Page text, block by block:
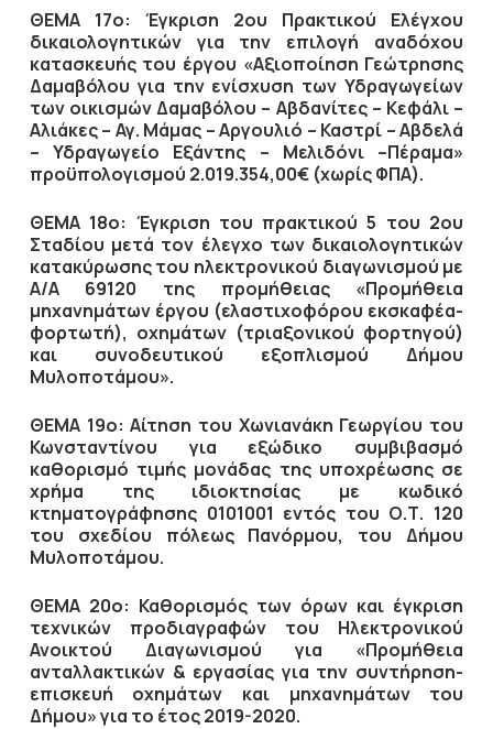
ΘΕΜΑ 17ο: Έγκριση 2ου Πρακτικού Ελέγχου
δικαιολογητικών για την επιλογή αναδόχου
κατασκευής του έργου «Αξιοποίηση Γεώτρησης
Δαμαβόλου για την ενίσχυση των Υδραγωγείων
των οικισμών Δαμαβόλου – Αβδανίτες – Κεφάλι –
Αλιάκες – Αγ. Μάμας – Αργουλιό – Καστρί – Αβδελά
– Υδραγωγείο Εξάντης – Μελιδόνι –Πέραμα»
προϋπολογισμού 2.019.354,00€ (χωρίς ΦΠΑ).
ΘΕΜΑ 18ο: Έγκριση του πρακτικού 5 του 2ου
Σταδίου μετά τον έλεγχο των δικαιολογητικών
κατακύρωσης του ηλεκτρονικού διαγωνισμού με
Α/Α 69120 της προμήθειας «Προμήθεια
μηχανημάτων έργου (ελαστιχοφόρου εκσκαφέα-
φορτωτή), οχημάτων (τριαξονικού φορτηγού)
και συνοδευτικού εξοπλισμού Δήμου
Μυλοποτάμου».
ΘΕΜΑ 19ο: Αίτηση του Xωνιανάκη Γεωργίου του
Κωνσταντίνου για εξώδικο συμβιβασμό
καθορισμό τιμής μονάδας της υποχρέωσης σε
χρήμα της ιδιοκτησίας με κωδικό
κτηματογράφησης 0101001 εντός του Ο.Τ. 120
του σχεδίου πόλεως Πανόρμου, του Δήμου
Μυλοποτάμου.
ΘΕΜΑ 20ο: Καθορισμός των όρων και έγκριση
τεχνικών προδιαγραφών του Ηλεκτρονικού
Ανοικτού Διαγωνισμού για «Προμήθεια
ανταλλακτικών & εργασίας για την συντήρηση-
επισκευή οχημάτων και μηχανημάτων του
Δήμου» για το έτος 2019-2020.